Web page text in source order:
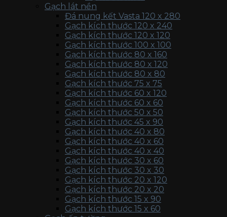
Gạch lát nền
Đá nung kết Vasta 120 x 280
Gạch kích thước 120 x 240
Gạch kích thước 120 x 120
Gạch kích thước 100 x 100
Gạch kích thước 80 x 160
Gạch kích thước 80 x 120
Gạch kích thước 80 x 80
Gạch kích thước 75 x 75
Gạch kích thước 60 x 120
Gạch kích thước 60 x 60
Gạch kích thước 50 x 50
Gạch kích thước 45 x 90
Gạch kích thước 40 x 80
Gạch kích thước 40 x 60
Gạch kích thước 40 x 40
Gạch kích thước 30 x 60
Gạch kích thước 30 x 30
Gạch kích thước 20 x 120
Gạch kích thước 20 x 20
Gạch kích thước 15 x 90
Gạch kích thước 15 x 60